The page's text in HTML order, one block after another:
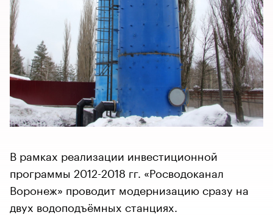
В рамках реализации инвестиционной
программы 2012-2018 гг. «Росводоканал
Воронеж» проводит модернизацию сразу на
двух водоподъёмных станциях.